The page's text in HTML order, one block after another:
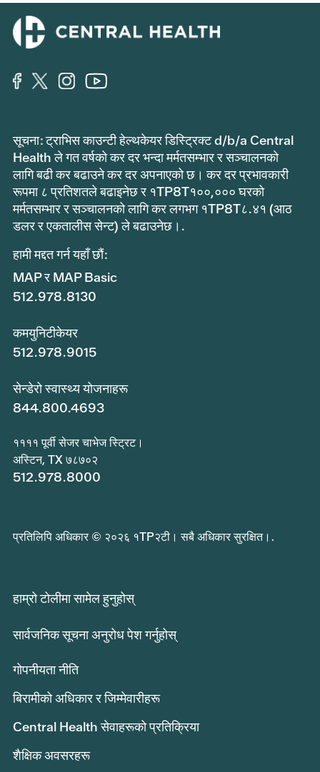
सूचना: ट्राभिस काउन्टी हेल्थकेयर डिस्ट्रिक्ट d/b/a Central
Health ले गत वर्षको कर दर भन्दा मर्मतसम्भार र सञ्चालनको
लागि बढी कर बढाउने कर दर अपनाएको छ। कर दर प्रभावकारी
रूपमा ८ प्रतिशतले बढाइनेछ र १TP8T१००,००० घरको
मर्मतसम्भार र सञ्चालनको लागि कर लगभग १TP8T८.४१ (आठ
डलर र एकतालीस सेन्ट) ले बढाउनेछ।.
हामी मद्दत गर्न यहाँ छौं:
MAP र MAP Basic
512.978.8130
कमयुनिटीकेयर
512.978.9015
सेन्डेरो स्वास्थ्य योजनाहरू
844.800.4693
११११ पूर्वी सेजर चाभेज स्ट्रिट।
अस्टिन, TX ७८७०२
512.978.8000
प्रतिलिपि अधिकार © २०२६ १TP२टी। सबै अधिकार सुरक्षित।.
हाम्रो टोलीमा सामेल हुनुहोस्
सार्वजनिक सूचना अनुरोध पेश गर्नुहोस्
गोपनीयता नीति
बिरामीको अधिकार र जिम्मेवारीहरू
Central Health सेवाहरूको प्रतिक्रिया
शैक्षिक अवसरहरू